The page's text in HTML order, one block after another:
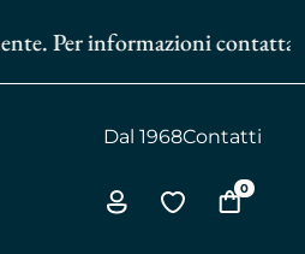
Per informazioni contattaci
Dal 1968Contatti
Via
Vai
Vai
0